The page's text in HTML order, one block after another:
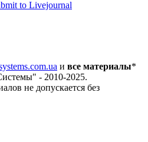
и все материалы*
- 2010-2025.
не допускается без